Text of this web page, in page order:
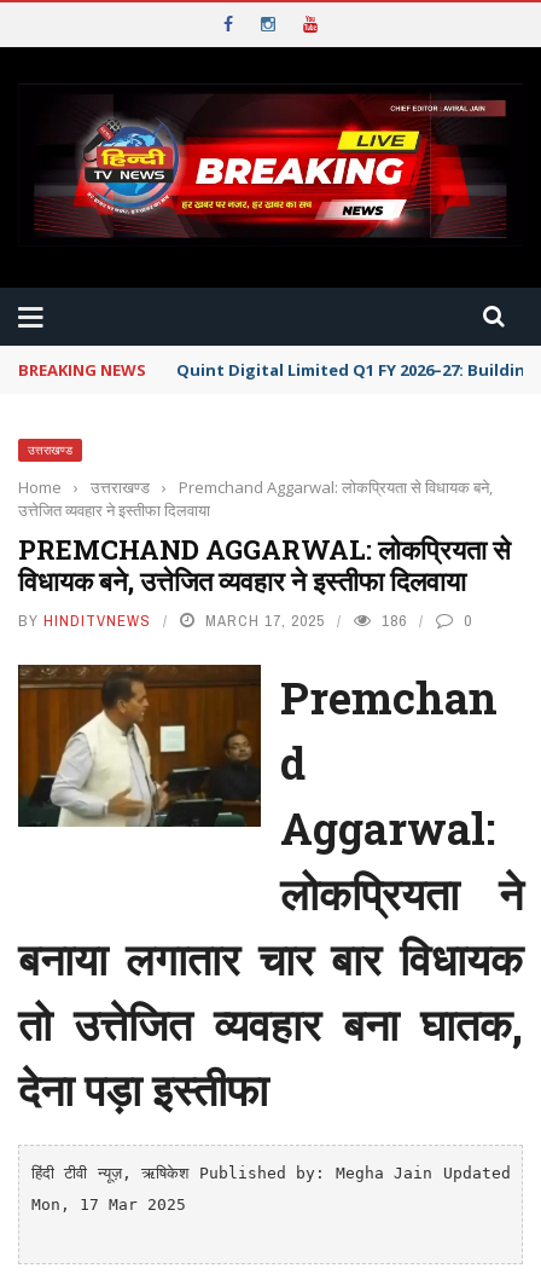
BREAKING NEWS Quint Digital Limited Q1 FY 2026–27:
उत्तराखण्ड
Home › उत्तराखण्ड ›
Premchand Aggarwal: लोकप्रियता से विधायक बने,
उत्तेजित व्यवहार ने इस्तीफा दिलवाया
PREMCHAND AGGARWAL: लोकप्रियता से
विधायक बने, उत्तेजित व्यवहार ने इस्तीफा दिलवाया
BY HINDITVNEWS MARCH 17, 2025 186 0
Premchan
d
Aggarwal:
लोकप्रियता ने
बनाया लगातार चार बार विधायक
तो उत्तेजित व्यवहार बना घातक,
देना पड़ा इस्तीफा
हिंदी टीवी न्यूज़, ऋषिकेश
Published by: Megha Jain Updated
Mon, 17 Mar 2025